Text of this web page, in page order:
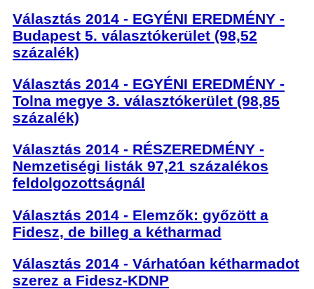
Választás 2014 - EGYÉNI EREDMÉNY -
Budapest 5. választókerület (98,52
százalék)
Választás 2014 - EGYÉNI EREDMÉNY -
Tolna megye 3. választókerület (98,85
százalék)
Választás 2014 - RÉSZEREDMÉNY -
Nemzetiségi listák 97,21 százalékos
feldolgozottságnál
Választás 2014 - Elemzők: győzött a
Fidesz, de billeg a kétharmad
Választás 2014 - Várhatóan kétharmadot
szerez a Fidesz-KDNP